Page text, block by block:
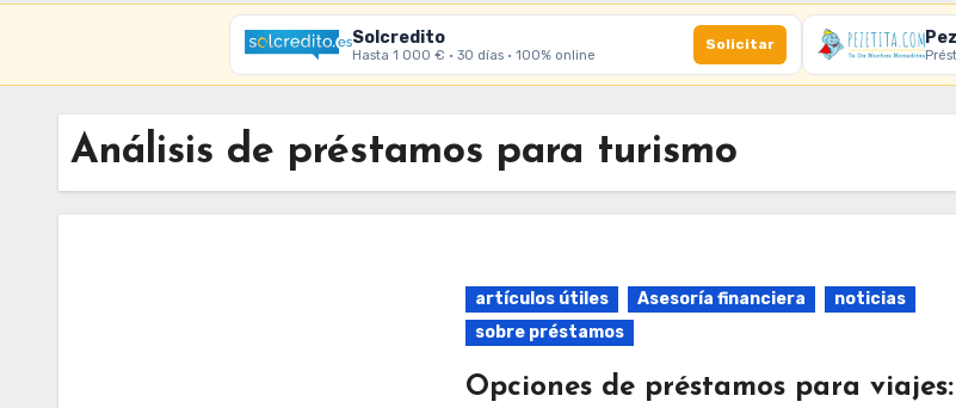
Solcredito
Hasta 1 000 € · 30 días · 100% online
Solicitar
Análisis de préstamos para turismo
artículos útiles Asesoría financiera
noticias
sobre préstamos
Opciones de préstamos para viajes: